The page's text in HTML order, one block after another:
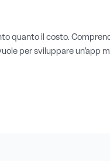
quanto il costo.
per sviluppare un’app